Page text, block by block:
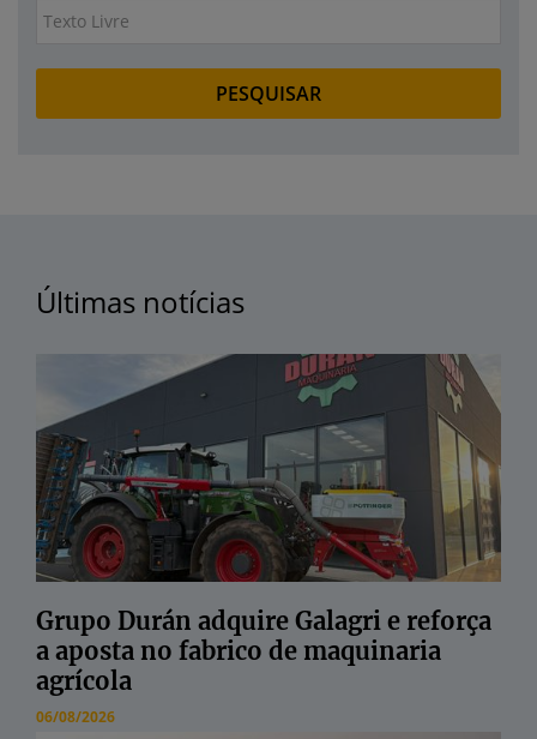
Últimas notícias
Grupo Durán adquire Galagri e reforça
a aposta no fabrico de maquinaria
agrícola
06/08/2026